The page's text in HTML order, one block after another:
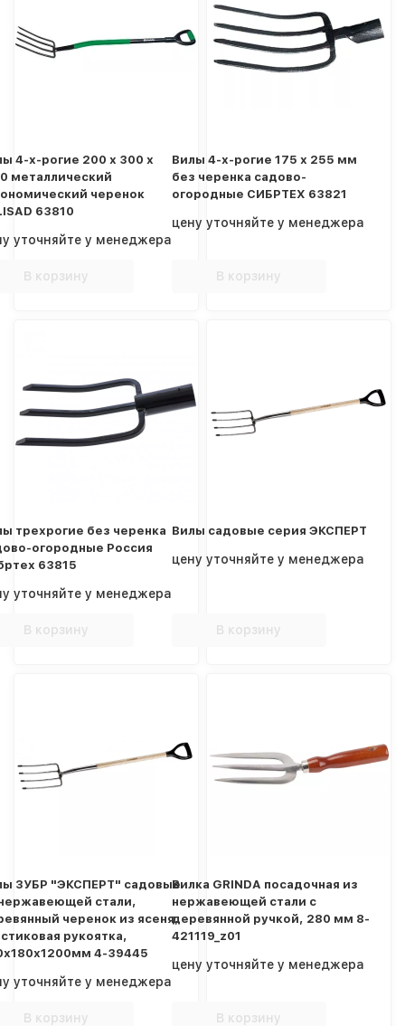
4-х-рогие 200 х 300 х
металлический
черенок
63810
уточняйте у менеджера
В корзину
Вилы 4-х-рогие 175 х 255 мм
без черенка садово-
огородные СИБРТЕХ 63821
цену уточняйте у менеджера
В корзину
трехрогие без черенка
огородные Россия
63815
уточняйте у менеджера
В корзину
Вилы садовые серия ЭКСПЕРТ
цену уточняйте у менеджера
В корзину
ЗУБР "ЭКСПЕРТ" садовые
стали,
черенок из ясеня,
рукоятка,
4-39445
уточняйте у менеджера
В корзину
Вилка GRINDA посадочная из
нержавеющей стали с
деревянной ручкой, 280 мм 8-
421119_z01
цену уточняйте у менеджера
В корзину